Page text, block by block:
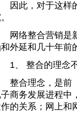
此，对于这样的
络整合营销是新
外延和几十年前
、 整合的理念
合理念，是前《
商务发展进程中
的关系；网上和